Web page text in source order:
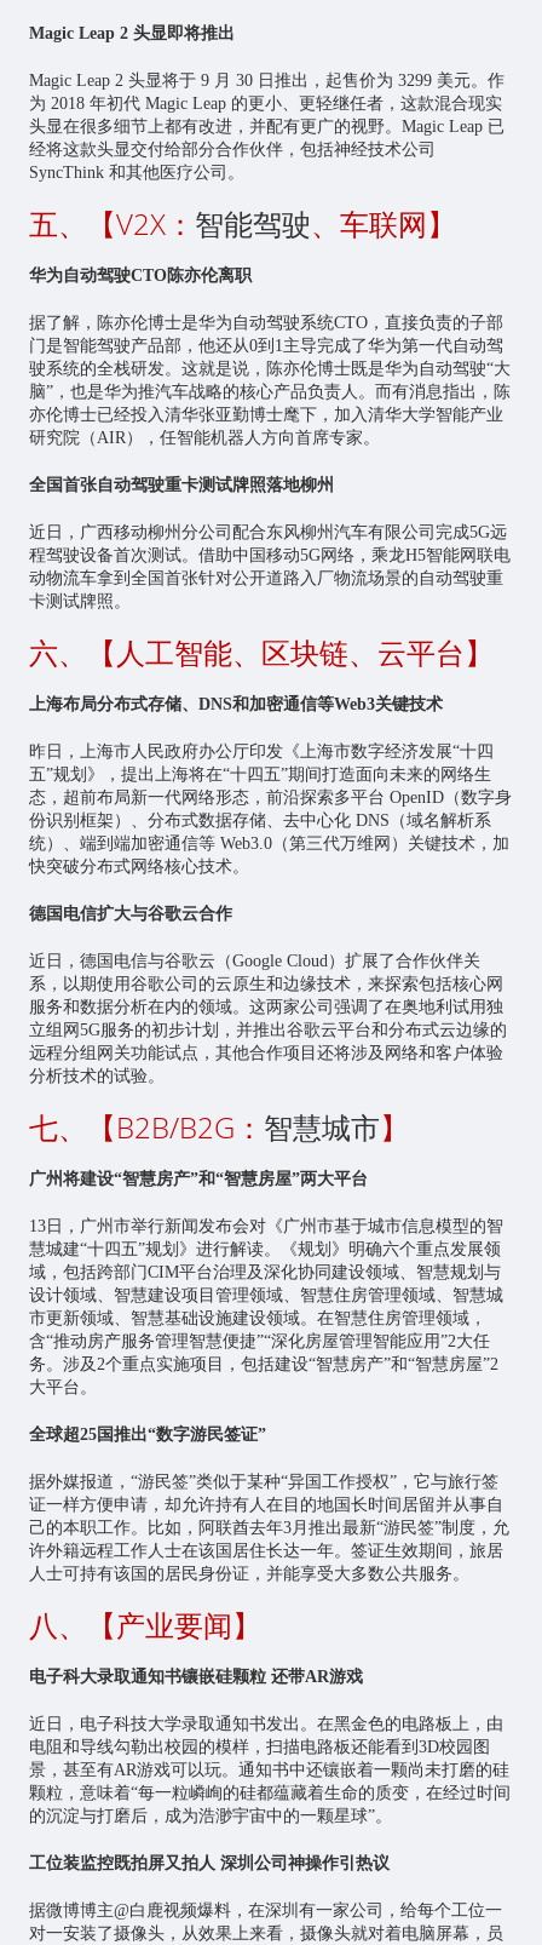
Magic Leap 2 头显即将推出
Magic Leap 2 头显将于 9 月 30 日推出，起售价为 3299 美元。作
为 2018 年初代 Magic Leap 的更小、更轻继任者，这款混合现实
头显在很多细节上都有改进，并配有更广的视野。Magic Leap 已
经将这款头显交付给部分合作伙伴，包括神经技术公司
SyncThink 和其他医疗公司。
五、【V2X： 智能驾驶、车联网】
华为自动驾驶CTO陈亦伦离职
据了解，陈亦伦博士是华为自动驾驶系统CTO，直接负责的子部
门是智能驾驶产品部，他还从0到1主导完成了华为第一代自动驾
驶系统的全栈研发。这就是说，陈亦伦博士既是华为自动驾驶“大
脑”，也是华为推汽车战略的核心产品负责人。而有消息指出，陈
亦伦博士已经投入清华张亚勤博士麾下，加入清华大学智能产业
研究院（AIR），任智能机器人方向首席专家。
全国首张自动驾驶重卡测试牌照落地柳州
近日，广西移动柳州分公司配合东风柳州汽车有限公司完成5G远
程驾驶设备首次测试。借助中国移动5G网络，乘龙H5智能网联电
动物流车拿到全国首张针对公开道路入厂物流场景的自动驾驶重
卡测试牌照。
六、【人工智能、区块链、云平台】
上海布局分布式存储、DNS和加密通信等Web3关键技术
昨日，上海市人民政府办公厅印发《上海市数字经济发展“十四
五”规划》，提出上海将在“十四五”期间打造面向未来的网络生
态，超前布局新一代网络形态，前沿探索多平台 OpenID（数字身
份识别框架）、分布式数据存储、去中心化 DNS（域名解析系
统）、端到端加密通信等 Web3.0（第三代万维网）关键技术，加
快突破分布式网络核心技术。
德国电信扩大与谷歌云合作
近日，德国电信与谷歌云（Google Cloud）扩展了合作伙伴关
系，以期使用谷歌公司的云原生和边缘技术，来探索包括核心网
服务和数据分析在内的领域。这两家公司强调了在奥地利试用独
立组网5G服务的初步计划，并推出谷歌云平台和分布式云边缘的
远程分组网关功能试点，其他合作项目还将涉及网络和客户体验
分析技术的试验。
七、【B2B/B2G： 智慧城市】
广州将建设“智慧房产”和“智慧房屋”两大平台
13日，广州市举行新闻发布会对《广州市基于城市信息模型的智
慧城建“十四五”规划》进行解读。《规划》明确六个重点发展领
域，包括跨部门CIM平台治理及深化协同建设领域、智慧规划与
设计领域、智慧建设项目管理领域、智慧住房管理领域、智慧城
市更新领域、智慧基础设施建设领域。在智慧住房管理领域，
含“推动房产服务管理智慧便捷”“深化房屋管理智能应用”2大任
务。涉及2个重点实施项目，包括建设“智慧房产”和“智慧房屋”2
大平台。
全球超25国推出“数字游民签证”
据外媒报道，“游民签”类似于某种“异国工作授权”，它与旅行签
证一样方便申请，却允许持有人在目的地国长时间居留并从事自
己的本职工作。比如，阿联酋去年3月推出最新“游民签”制度，允
许外籍远程工作人士在该国居住长达一年。签证生效期间，旅居
人士可持有该国的居民身份证，并能享受大多数公共服务。
八、【产业要闻】
电子科大录取通知书镶嵌硅颗粒 还带AR游戏
近日，电子科技大学录取通知书发出。在黑金色的电路板上，由
电阻和导线勾勒出校园的模样，扫描电路板还能看到3D校园图
景，甚至有AR游戏可以玩。通知书中还镶嵌着一颗尚未打磨的硅
颗粒，意味着“每一粒嶙峋的硅都蕴藏着生命的质变，在经过时间
的沉淀与打磨后，成为浩渺宇宙中的一颗星球”。
工位装监控既拍屏又拍人 深圳公司神操作引热议
据微博博主@白鹿视频爆料，在深圳有一家公司，给每个工位一
对一安装了摄像头，从效果上来看，摄像头就对着电脑屏幕，员